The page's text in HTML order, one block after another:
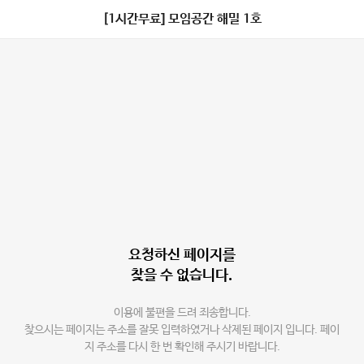
[1시간무료] 모임공간 해밀 1호
요청하신 페이지를
찾을 수 없습니다.
이용에 불편을 드려 죄송합니다.
찾으시는 페이지는 주소를 잘못 입력하였거나 삭제된 페이지 입니다. 페이
지 주소를 다시 한 번 확인해 주시기 바랍니다.